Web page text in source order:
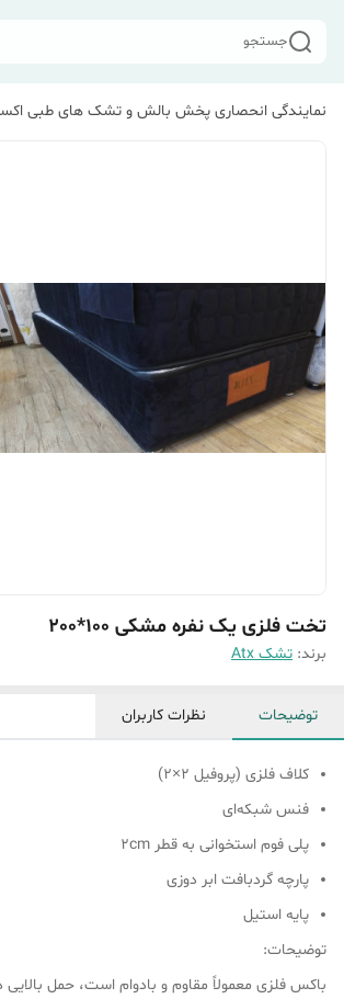
جستجو
نمایندگی انحصاری پخش بالش و تشک های طبی
تخت فلزی یک نفره مشکی 100*200
برند: تشک Atx
توضیحات نظرات کاربران
کلاف فلزی (پروفیل ۲×۲)
فنس شبکه‌ای
پلی فوم استخوانی به قطر ۲cm
پارچه گردبافت ابر دوزی
پایه استیل
توضیحات:
باکس فلزی معمولاً مقاوم و بادوام است، حمل